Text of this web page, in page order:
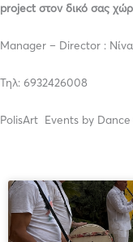
project στον δικό σας
Manager – Director :
Τηλ: 6932426008
PolisArt Events by